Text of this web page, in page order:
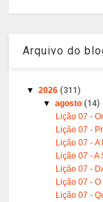
Arquivo do
▼2026 (311)
▼agosto (14)
Lição 07 -
Lição 07 -
Lição 07 - A
Lição 07 - A
Lição 07 -
Lição 07 -
Lição 07 -